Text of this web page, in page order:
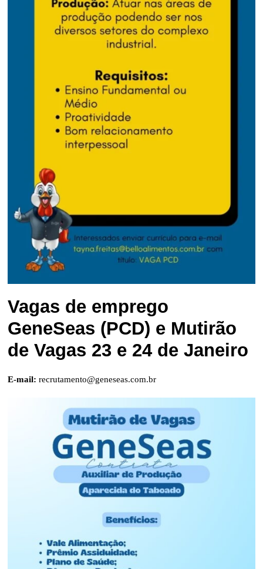
Vagas de emprego
GeneSeas (PCD) e Mutirão
de Vagas 23 e 24 de Janeiro
E-mail:recrutamento@geneseas.com.br